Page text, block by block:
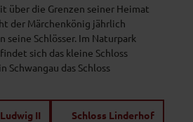
über die Grenzen seiner Heimat
der Märchenkönig jährlich
seine Schlösser. Im Naturpark
sich das kleine Schloss
Schwangau das Schloss
II Schloss Linderhof